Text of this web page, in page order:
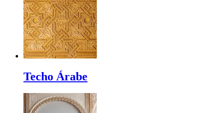
Techo Árabe